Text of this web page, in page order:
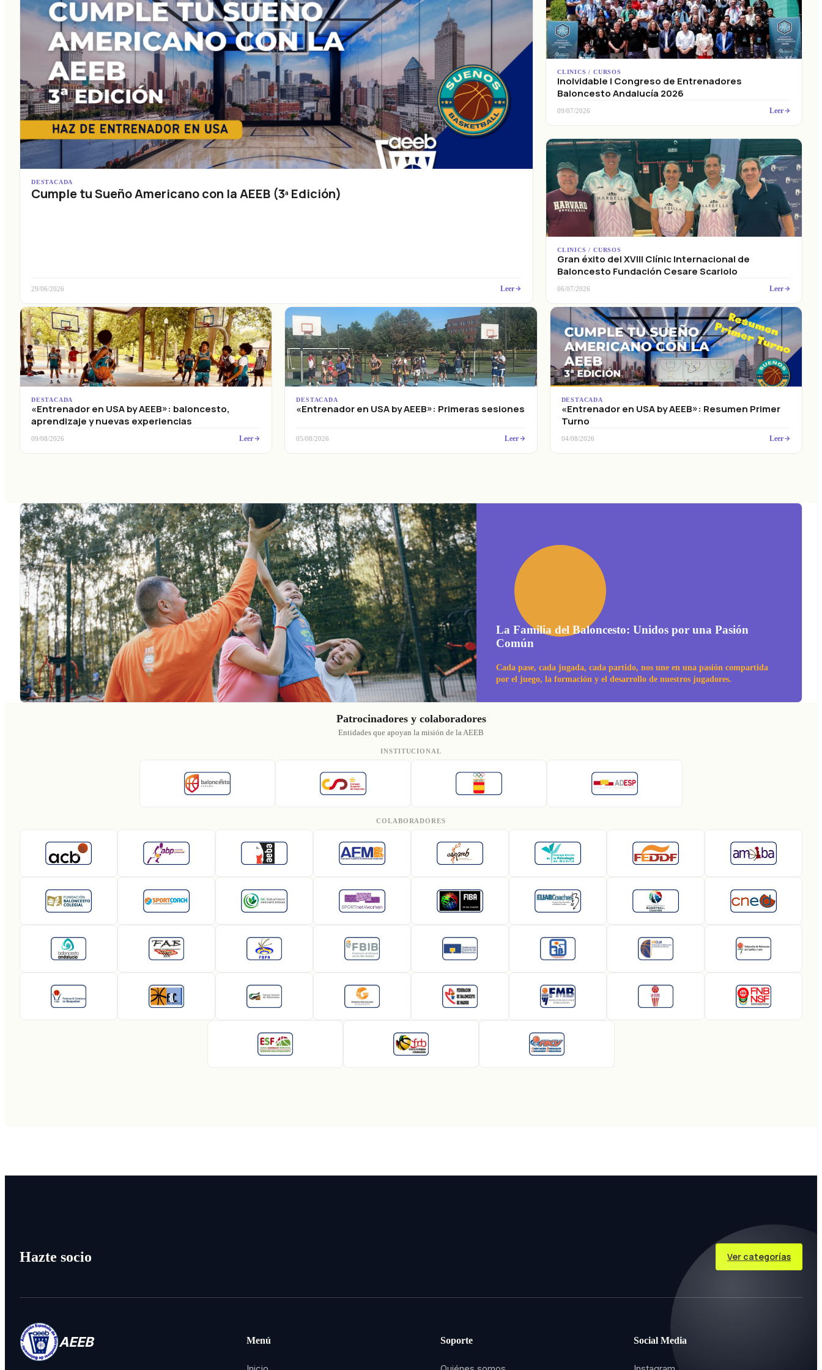
DESTACADA
Cumple tu Sueño Americano con la AEEB (3ª Edición)
29/06/2026 Leer
CLINICS / CURSOS
Inolvidable I Congreso de Entrenadores
Baloncesto Andalucía 2026
09/07/2026 Leer
CLINICS / CURSOS
Gran éxito del XVIII Clínic Internacional de
Baloncesto Fundación Cesare Scariolo
06/07/2026 Leer
DESTACADA
«Entrenador en USA by AEEB»: baloncesto,
aprendizaje y nuevas experiencias
09/08/2026 Leer
DESTACADA
«Entrenador en USA by AEEB»: Primeras sesiones
05/08/2026 Leer
DESTACADA
«Entrenador en USA by AEEB»: Resumen Primer
Turno
04/08/2026 Leer
La Familia del Baloncesto: Unidos por una Pasión
Común
Cada pase, cada jugada, cada partido, nos une en una pasión compartida
por el juego, la formación y el desarrollo de nuestros jugadores.
Patrocinadores y colaboradores
Entidades que apoyan la misión de la AEEB
INSTITUCIONAL
COLABORADORES
Hazte socio Ver categorías
AEEB Menú Soporte Social Media